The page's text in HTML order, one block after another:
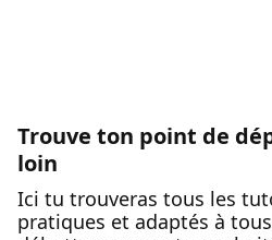
Trouve ton point de
loin
Ici tu trouveras tous les
pratiques et adaptés à